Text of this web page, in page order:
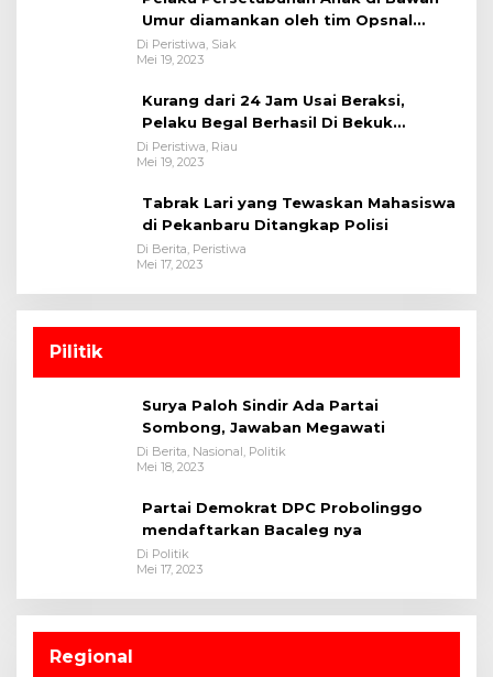
Umur diamankan oleh tim Opsnal
Polsek Tualang-Polres Siak-Polda Riau
Di Peristiwa, Siak
Mei 19, 2023
Kurang dari 24 Jam Usai Beraksi,
Pelaku Begal Berhasil Di Bekuk
Satreskrim Polres Kuansing
Di Peristiwa, Riau
Mei 19, 2023
Tabrak Lari yang Tewaskan Mahasiswa
di Pekanbaru Ditangkap Polisi
Di Berita, Peristiwa
Mei 17, 2023
Pilitik
Surya Paloh Sindir Ada Partai
Sombong, Jawaban Megawati
Di Berita, Nasional, Politik
Mei 18, 2023
Partai Demokrat DPC Probolinggo
mendaftarkan Bacaleg nya
Di Politik
Mei 17, 2023
Regional